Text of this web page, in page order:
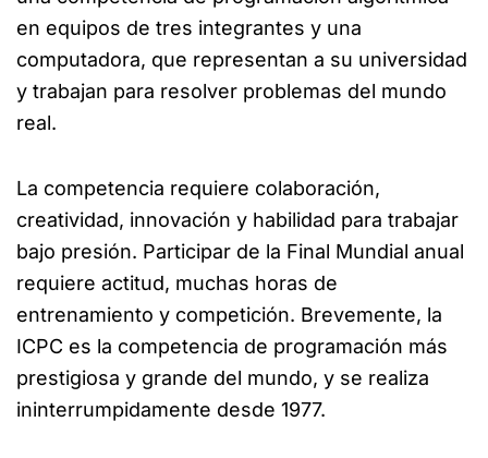
en equipos de tres integrantes y una
computadora, que representan a su universidad
y trabajan para resolver problemas del mundo
real.
La competencia requiere colaboración,
creatividad, innovación y habilidad para trabajar
bajo presión. Participar de la Final Mundial anual
requiere actitud, muchas horas de
entrenamiento y competición. Brevemente, la
ICPC es la competencia de programación más
prestigiosa y grande del mundo, y se realiza
ininterrumpidamente desde 1977.